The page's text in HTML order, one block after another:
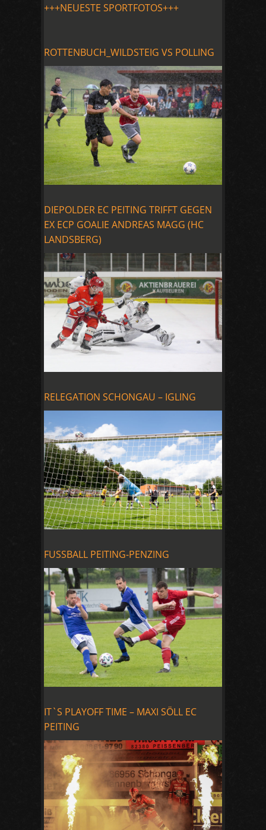
+++NEUESTE SPORTFOTOS+++
ROTTENBUCH_WILDSTEIG VS POLLING
DIEPOLDER EC PEITING TRIFFT GEGEN
EX ECP GOALIE ANDREAS MAGG (HC
LANDSBERG)
RELEGATION SCHONGAU – IGLING
FUSSBALL PEITING-PENZING
IT`S PLAYOFF TIME – MAXI SÖLL EC
PEITING